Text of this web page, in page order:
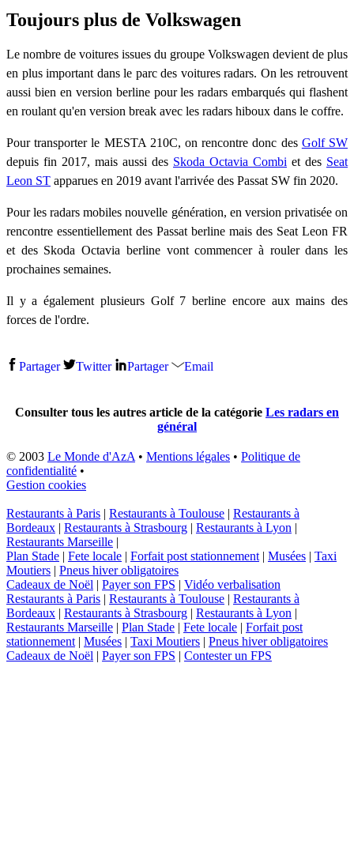
Toujours plus de Volkswagen
Le nombre de voitures issues du groupe Volkswagen devient de plus
en plus important dans le parc des voitures radars. On les retrouvent
aussi bien en version berline pour les radars embarqués qui flashent
en roulant qu'en version break avec les radars hiboux dans le coffre.
Pour transporter le MESTA 210C, on rencontre donc des Golf SW
depuis fin 2017, mais aussi des Skoda Octavia Combi et des Seat
Leon ST apparues en 2019 avant l'arrivée des Passat SW fin 2020.
Pour les radars mobiles nouvelle génération, en version privatisée on
rencontre essentiellement des Passat berline mais des Seat Leon FR
et des Skoda Octavia berline vont commencer à rouler dans les
prochaines semaines.
Il y a également plusieurs Golf 7 berline encore aux mains des
forces de l'ordre.
Partager Twitter Partager Email
Consulter tous les autres article de la catégorie Les radars en
général
© 2003 Le Monde d'AzA • Mentions légales • Politique de
confidentialité •
Gestion cookies
Restaurants à Paris | Restaurants à Toulouse | Restaurants à
Bordeaux | Restaurants à Strasbourg | Restaurants à Lyon |
Restaurants Marseille |
Plan Stade | Fete locale | Forfait post stationnement | Musées | Taxi
Moutiers | Pneus hiver obligatoires
Cadeaux de Noël | Payer son FPS | Vidéo verbalisation
Restaurants à Paris | Restaurants à Toulouse | Restaurants à
Bordeaux | Restaurants à Strasbourg | Restaurants à Lyon |
Restaurants Marseille | Plan Stade | Fete locale | Forfait post
stationnement | Musées | Taxi Moutiers | Pneus hiver obligatoires
Cadeaux de Noël | Payer son FPS | Contester un FPS